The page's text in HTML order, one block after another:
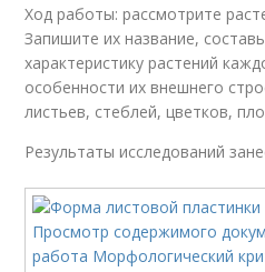
Ход работы: рассмотрите
Запишите их название,
характеристику растений
особенности их внешнего
листьев, стеблей, цветков,
Результаты исследований